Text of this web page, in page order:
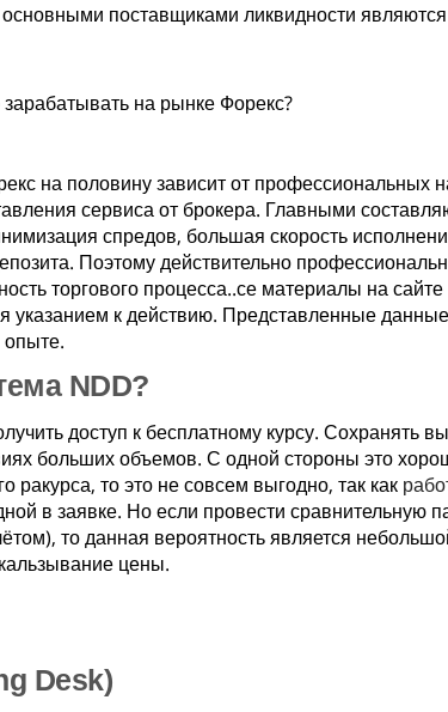
поставщиками ликвидности
на рынке Форекс?
на половину зависит от профессиональных
сервиса от брокера. Главными
спредов, большая скорость
Поэтому действительно
торгового процесса..се материалы на
указанием к действию. Представленные
NDD?
доступ к бесплатному курсу. Сохранять
больших объемов. С одной стороны это
ракурса, то это не совсем выгодно, так как
в заявке. Но если провести сравнительную
то данная вероятность является
цены.
Desk)